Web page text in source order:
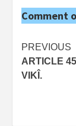
Comment
Post
PREVIOUS
ARTICLE
VIKÎ.